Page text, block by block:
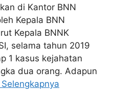
di Kantor BNN
Kepala BNN
Kepala BNNK
selama tahun 2019
1 kasus kejahatan
dua orang. Adapun